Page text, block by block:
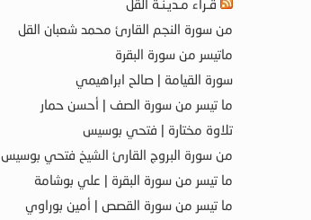
قـراء مـديـنـة القل
من سورة النجم القارئ محمد شعبان القل
ماتيسر من سورة البقرة
سورة القيامة | صالح ابراهيمي
ما تيسر من سورة الصف | أحسن حمار
تلاوة مختارة | فتحي بوسيس
من سورة البروج القارئ الشيخ فتحي بوسيس
ما تيسر من سورة البقرة | علي بوشامة
ما تيسر من سورة القصص | أمين بوراوي